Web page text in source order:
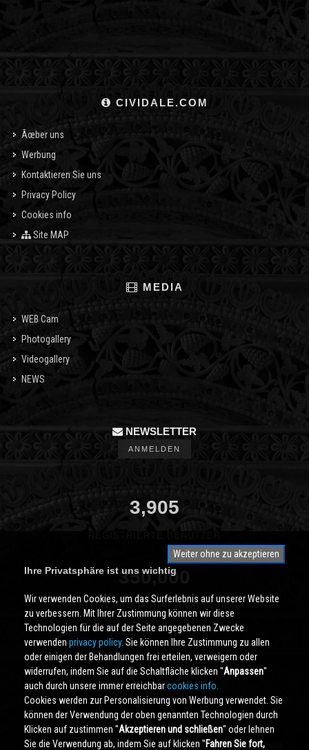
CIVIDALE.COM
Ãœber uns
Werbung
Kontaktieren Sie uns
Privacy Policy
Cookies info
Site MAP
MEDIA
WEB Cam
Photogallery
Videogallery
NEWS
NEWSLETTER
ANMELDEN
3,905
350,000
SEITEN PRO MONAT ANGESEHEN
Cividale.COMCopyright © 2000 - 2026 All Rights Reserved
Weiter ohne zu akzeptieren
Ihre Privatsphäre ist uns wichtig
Wir verwenden Cookies, um das Surferlebnis auf unserer Website
zu verbessern. Mit Ihrer Zustimmung können wir diese
Technologien für die auf der Seite angegebenen Zwecke
verwenden privacy policy. Sie können Ihre Zustimmung zu allen
oder einigen der Behandlungen frei erteilen, verweigern oder
widerrufen, indem Sie auf die Schaltfläche klicken ''Anpassen''
auch durch unsere immer erreichbarcookies info.
Cookies werden zur Personalisierung von Werbung verwendet. Sie
können der Verwendung der oben genannten Technologien durch
Klicken auf zustimmen ''Akzeptieren und schließen'' oder lehnen
Sie die Verwendung ab, indem Sie auf klicken ''Fahren Sie fort,